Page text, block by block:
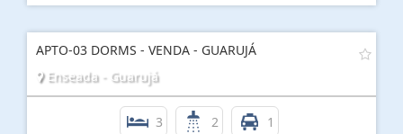
APTO-03 DORMS - VENDA - GUARUJÁ
Enseada - Guarujá
3 2 1